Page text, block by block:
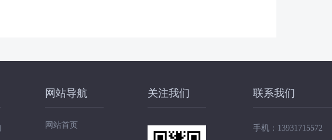
网站导航
网站首页
关注我们 联系我们
手机： 13931715572